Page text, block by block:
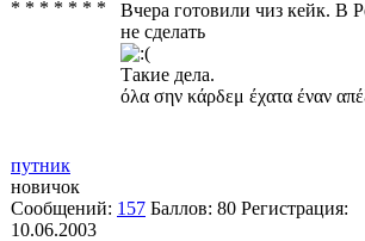
* * * * * * *
Вчера готовили чиз кейк. В
не сделать
Такие дела.
όλα σην κάρδεμ έχατα έναν
путник
новичок
Сообщений: 157 Баллов: 80 Регистрация:
10.06.2003